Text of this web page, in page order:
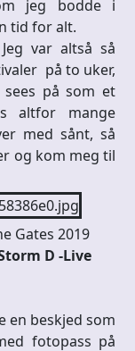
jeg bodde i
tid for alt.
var altså så
på to uker,
på som et
altfor mange
med sånt, så
og kom meg til
Gates 2019
D -Live
en beskjed som
fotopass på